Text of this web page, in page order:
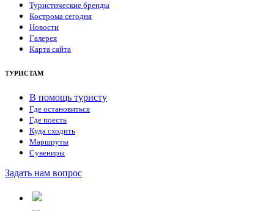
Туристические бренды
Кострома сегодня
Новости
Галерея
Карта сайта
ТУРИСТАМ
В помощь туристу
Где остановиться
Где поесть
Куда сходить
Маршруты
Сувениры
Задать нам вопрос